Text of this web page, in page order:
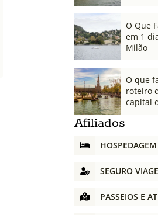
O Que
em 1
Milão
O que
roteiro
capital
Afiliados
HOSPEDAGEM
SEGURO
PASSEIOS E